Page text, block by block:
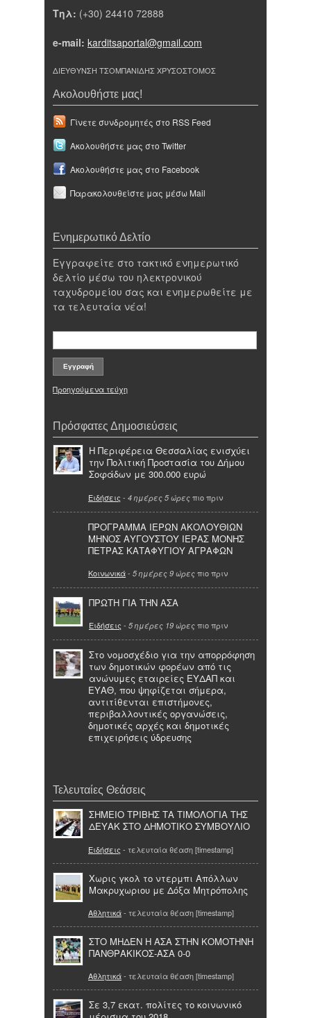
Τηλ: (+30) 24410 72888
e-mail: karditsaportal@gmail.com
ΔΙΕΥΘΥΝΣΗ ΤΣΟΜΠΑΝΙΔΗΣ ΧΡΥΣΟΣΤΟΜΟΣ
Ακολουθήστε μας!
Γίνετε συνδρομητές στο RSS Feed
Ακολουθήστε μας στο Twitter
Ακολουθήστε μας στο Facebook
Παρακολουθείστε μας μέσω Mail
Ενημερωτικό Δελτίο
Εγγραφείτε στο τακτικό ενημερωτικό
δελτίο μέσω του ηλεκτρονικού
ταχυδρομείου σας και ενημερωθείτε με
τα τελευταία νέα!
Προηγούμενα τεύχη
Πρόσφατες Δημοσιεύσεις
Η Περιφέρεια Θεσσαλίας ενισχύει
την Πολιτική Προστασία του Δήμου
Σοφάδων με 300.000 ευρώ
Ειδήσεις - 4 ημέρες 5 ώρες πιο πριν
ΠΡΟΓΡΑΜΜΑ ΙΕΡΩΝ ΑΚΟΛΟΥΘΙΩΝ
ΜΗΝΟΣ ΑΥΓΟΥΣΤΟΥ ΙΕΡΑΣ ΜΟΝΗΣ
ΠΕΤΡΑΣ ΚΑΤΑΦΥΓΙΟΥ ΑΓΡΑΦΩΝ
Κοινωνικά- 5 ημέρες 9 ώρες πιο πριν
ΠΡΩΤΗ ΓΙΑ ΤΗΝ ΑΣΑ
Ειδήσεις - 5 ημέρες 19 ώρες πιο πριν
Στο νομοσχέδιο για την απορρόφηση
των δημοτικών φορέων από τις
ανώνυμες εταιρείες ΕΥΔΑΠ και
ΕΥΑΘ, που ψηφίζεται σήμερα,
αντιτίθενται επιστήμονες,
περιβαλλοντικές οργανώσεις,
δημοτικές αρχές και δημοτικές
επιχειρήσεις ύδρευσης
Τελευταίες Θεάσεις
ΣΗΜΕΙΟ ΤΡΙΒΗΣ ΤΑ ΤΙΜΟΛΟΓΙΑ ΤΗΣ
ΔΕΥΑΚ ΣΤΟ ΔΗΜΟΤΙΚΟ ΣΥΜΒΟΥΛΙΟ
Ειδήσεις - τελευταία θέαση [timestamp]
Χωρις γκολ το ντερμπι Απόλλων
Μακρυχωριου με Δόξα Μητρόπολης
Αθλητικά- τελευταία θέαση [timestamp]
ΣΤΟ ΜΗΔΕΝ Η ΑΣΑ ΣΤΗΝ ΚΟΜΟΤΗΝΗ
ΠΑΝΘΡΑΚΙΚΟΣ-ΑΣΑ 0-0
Αθλητικά- τελευταία θέαση [timestamp]
Σε 3,7 εκατ. πολίτες το κοινωνικό